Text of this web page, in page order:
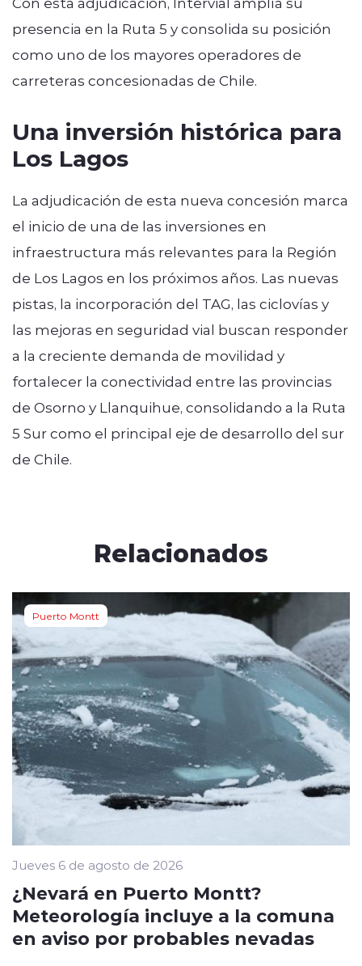
presencia en la Ruta 5 y consolida su posición
como uno de los mayores operadores de
carreteras concesionadas de Chile.
Una inversión histórica para
Los Lagos
La adjudicación de esta nueva concesión marca
el inicio de una de las inversiones en
infraestructura más relevantes para la Región
de Los Lagos en los próximos años. Las nuevas
pistas, la incorporación del TAG, las ciclovías y
las mejoras en seguridad vial buscan responder
a la creciente demanda de movilidad y
fortalecer la conectividad entre las provincias
de Osorno y Llanquihue, consolidando a la Ruta
5 Sur como el principal eje de desarrollo del sur
de Chile.
Relacionados
Puerto Montt
Jueves 6 de agosto de 2026
¿Nevará en Puerto Montt?
Meteorología incluye a la comuna
en aviso por probables nevadas